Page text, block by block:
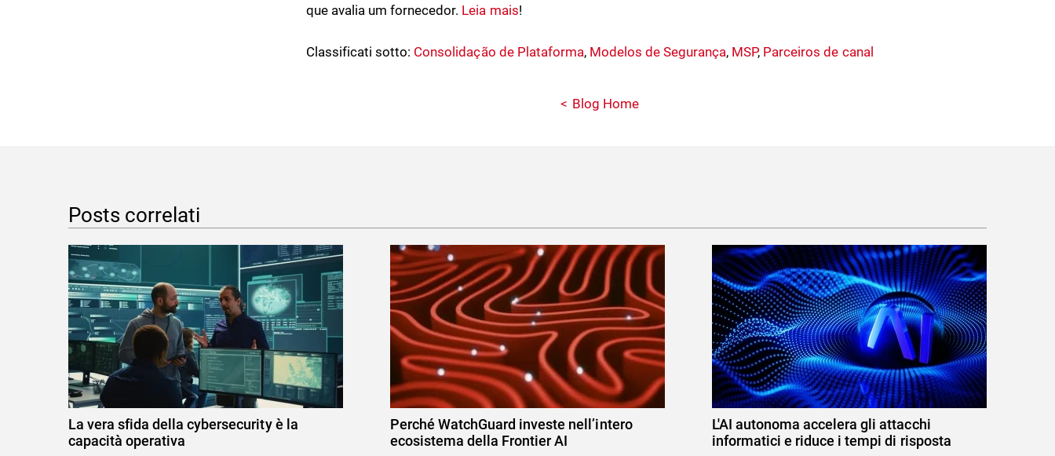
que avalia um fornecedor. Leia mais!
Classificati sotto: Consolidação de Plataforma, Modelos de Segurança, MSP, Parceiros de canal
Blog Home
Posts correlati
La vera sfida della cybersecurity è la
capacità operativa
Perché WatchGuard investe nell’intero
ecosistema della Frontier AI
L'AI autonoma accelera gli attacchi
informatici e riduce i tempi di risposta